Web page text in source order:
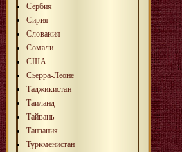
Сербия
Сирия
Словакия
Сомали
США
Сьерра-Леоне
Таджикистан
Таиланд
Тайвань
Танзания
Туркменистан